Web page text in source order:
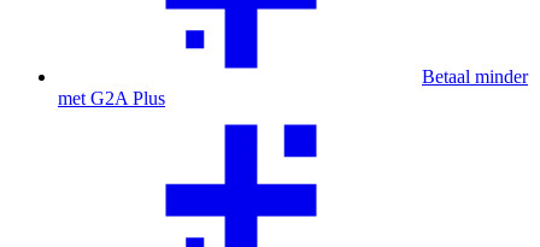
Betaal minder
met G2A Plus